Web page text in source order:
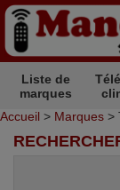
Liste de
marques
Accueil > Marques >